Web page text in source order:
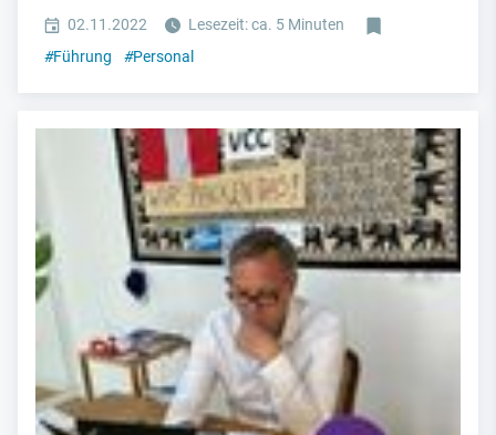
02.11.2022
Lesezeit: ca. 5 Minuten
#Führung #Personal